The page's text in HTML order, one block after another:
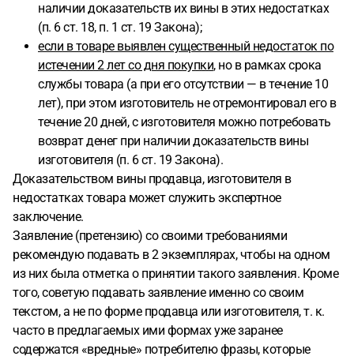
наличии доказательств их вины в этих недостатках
(п. 6 ст. 18, п. 1 ст. 19 Закона);
если в товаре выявлен существенный недостаток по
истечении 2 лет со дня покупки, но в рамках срока
службы товара (а при его отсутствии — в течение 10
лет), при этом изготовитель не отремонтировал его в
течение 20 дней, с изготовителя можно потребовать
возврат денег при наличии доказательств вины
изготовителя (п. 6 ст. 19 Закона).
Доказательством вины продавца, изготовителя в
недостатках товара может служить экспертное
заключение.
Заявление (претензию) со своими требованиями
рекомендую подавать в 2 экземплярах, чтобы на одном
из них была отметка о принятии такого заявления. Кроме
того, советую подавать заявление именно со своим
текстом, а не по форме продавца или изготовителя, т. к.
часто в предлагаемых ими формах уже заранее
содержатся «вредные» потребителю фразы, которые